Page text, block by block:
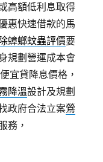
高額低利息取得
惠快速借款的馬
除蟑螂蚊蟲評價要
規劃營運成本會
宜貸降息價格，
降溫設計及規劃
政府合法立案鶯
務，